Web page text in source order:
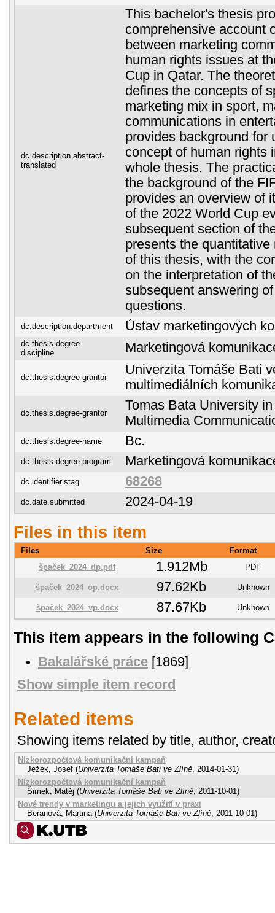
dc.description.abstract-
translated
This bachelor's thesis
comprehensive account
between marketing
human rights issues at
Cup in Qatar. The
defines the concepts of
marketing mix in sport,
communications in
provides background for
concept of human rights
whole thesis. The
the background of the
provides an overview of
of the 2022 World Cup
subsequent section of
presents the
of this thesis, with the
on the interpretation of
subsequent answering
questions.
dc.description.department Ústav marketingových
dc.thesis.degree-
discipline
Marketingová
dc.thesis.degree-grantor
Univerzita Tomáše Bati
multimediálních
dc.thesis.degree-grantor
Tomas Bata University
Multimedia
dc.thesis.degree-name Bc.
dc.thesis.degree-program Marketingová
dc.identifier.stag 68268
dc.date.submitted 2024-04-19
Files in this item
Files Size
Format
špaček_2024_dp.pdf
1.912Mb PDF
špaček_2024_op.docx 97.62Kb Unknown
špaček_2024_vp.docx 87.67Kb Unknown
This item appears in the following
Bakalářské práce [1869]
Show simple item record
Related items
Showing items related by title, author,
Nízkorozpočtová komunikační kampaň
Ježek, Josef (Univerzita Tomáše Bati ve Zlíně, 2014-01-31)
Nízkorozpočtová komunikační kampaň
Šimek, Matěj (Univerzita Tomáše Bati ve Zlíně, 2011-10-01)
Nové trendy v marketingu a jejich využití v praxi
Beranová, Martina (Univerzita Tomáše Bati ve Zlíně, 2011-10-01)